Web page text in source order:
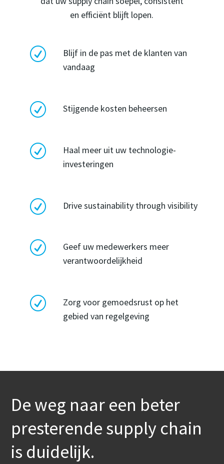
en efficiënt blijft lopen.
R
Blijf in de pas met de klanten van
vandaag
R Stijgende kosten beheersen
R
Haal meer uit uw technologie-
investeringen
R Drive sustainability through visibility
R
Geef uw medewerkers meer
verantwoordelijkheid
R
Zorg voor gemoedsrust op het
gebied van regelgeving
De weg naar een beter
presterende supply chain
is duidelijk.